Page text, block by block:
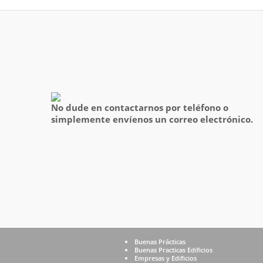
No dude en contactarnos por teléfono o
simplemente envíenos un correo electrónico.
Buenas Prácticas
Buenas Practicas Edificios
Empresas y Edificios